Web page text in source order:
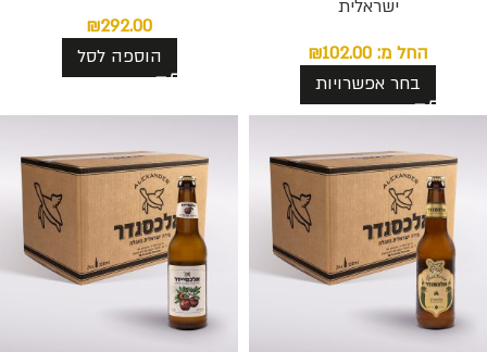
ישראלית
החל מ:
₪102.00
בחר אפשרויות
₪292.00
הוספה לסל